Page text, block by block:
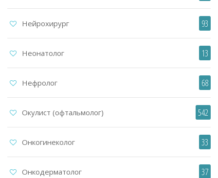
Нейрохирург 93
Неонатолог 13
Нефролог 68
Окулист (офтальмолог) 542
Онкогинеколог 33
Онкодерматолог 37